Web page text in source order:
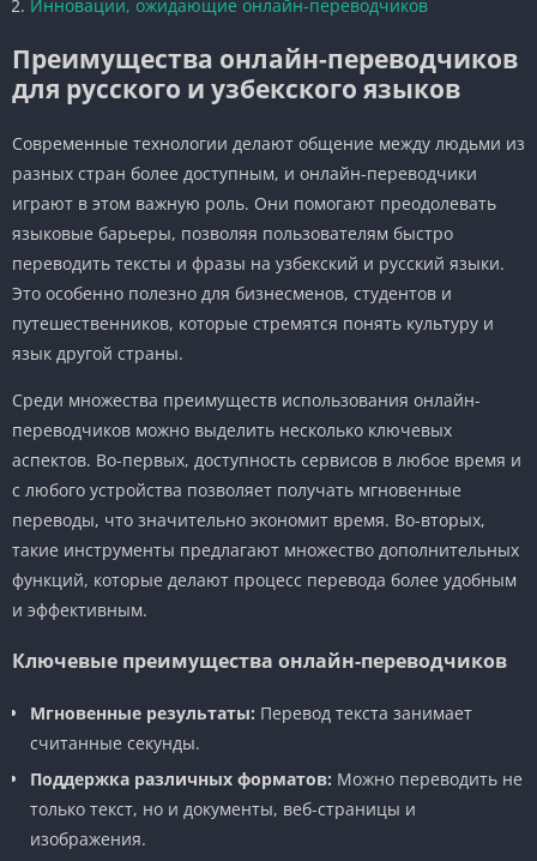
Инновации, ожидающие онлайн-переводчиков
Преимущества онлайн-переводчиков
для русского и узбекского языков
Современные технологии делают общение между людьми из
разных стран более доступным, и онлайн-переводчики
играют в этом важную роль. Они помогают преодолевать
языковые барьеры, позволяя пользователям быстро
переводить тексты и фразы на узбекский и русский языки.
Это особенно полезно для бизнесменов, студентов и
путешественников, которые стремятся понять культуру и
язык другой страны.
Среди множества преимуществ использования онлайн-
переводчиков можно выделить несколько ключевых
аспектов. Во-первых, доступность сервисов в любое время и
с любого устройства позволяет получать мгновенные
переводы, что значительно экономит время. Во-вторых,
такие инструменты предлагают множество дополнительных
функций, которые делают процесс перевода более удобным
и эффективным.
Ключевые преимущества онлайн-переводчиков
Мгновенные результаты: Перевод текста занимает
считанные секунды.
Поддержка различных форматов: Можно переводить не
только текст, но и документы, веб-страницы и
изображения.